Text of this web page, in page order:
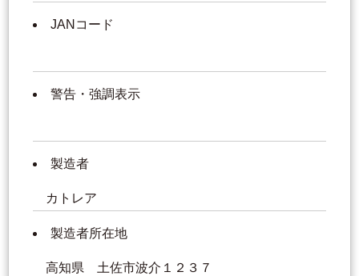
JANコード
警告・強調表示
製造者
カトレア
製造者所在地
高知県 土佐市波介１２３７